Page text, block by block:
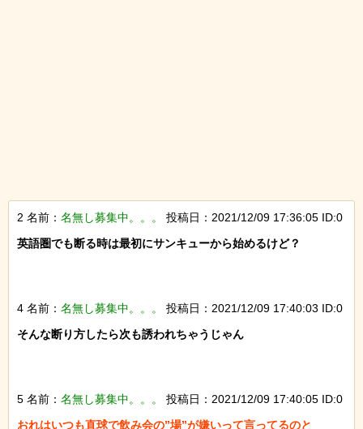
2 名前： 名無し募集中。。。
投稿日：2021/12/09 17:36:05 ID:0
英語圏でも断る時は最初にサンキューから始めるけど？
4 名前： 名無し募集中。。。
投稿日：2021/12/09 17:40:03 ID:0
そんな断り方したら次も誘われちゃうじゃん
5 名前： 名無し募集中。。。
投稿日：2021/12/09 17:40:05 ID:0
おれはいつも直球で飲み会の”場”が嫌いって言ってるのと